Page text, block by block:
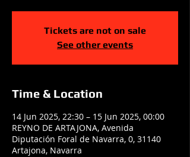
Tickets are not on sale
See other events
Time & Location
14 Jun 2025, 22:30 – 15 Jun 2025, 00:00
REYNO DE ARTAJONA, Avenida
Diputación Foral de Navarra, 0, 31140
Artajona, Navarra